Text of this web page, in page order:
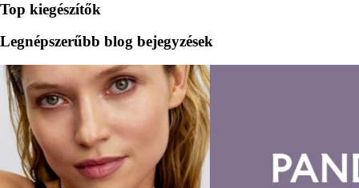
Top kiegészítők
Legnépszerűbb blog bejegyzések